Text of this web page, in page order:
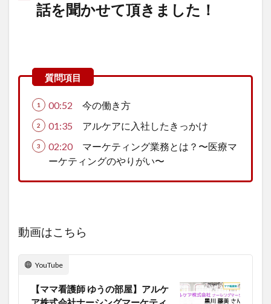
話を聞かせて頂きました！
00:52 今の働き方
01:35 アルケアに入社したきっかけ
02:20マーケティング業務とは？〜医療マ
ーケティングのやりがい〜
動画はこちら
YouTube
【ママ看護師 ゆうの部屋】アルケ